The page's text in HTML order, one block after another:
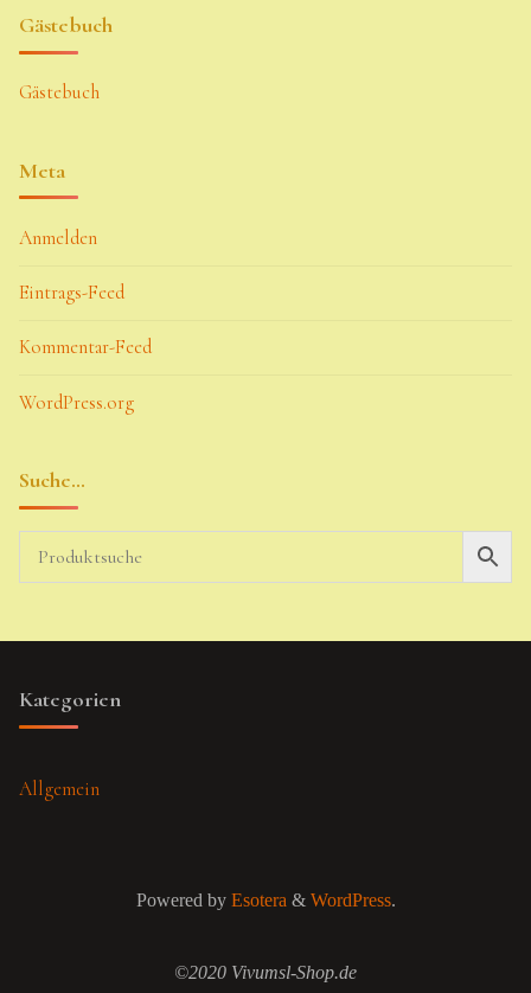
Gästebuch
Gästebuch
Meta
Anmelden
Eintrags-Feed
Kommentar-Feed
WordPress.org
Suche…
Kategorien
Allgemein
Powered byEsotera& WordPress.
©2020 Vivumsl-Shop.de